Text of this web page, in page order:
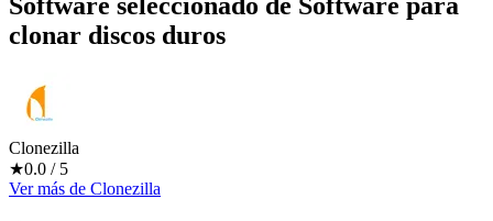
clonar discos duros
Clonezilla
★0.0 / 5
Ver más de Clonezilla